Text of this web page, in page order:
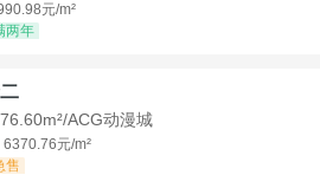
元/m²
两年
ACG动漫城
6370.76元/m²
售